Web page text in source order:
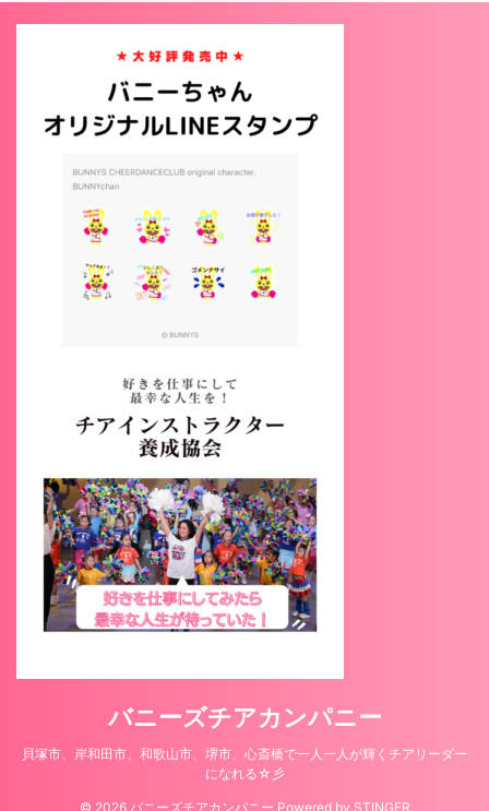
バニーズチアカンパニー
貝塚市、岸和田市、和歌山市、堺市、心斎橋で一人一人が輝くチアリーダー
になれる☆彡
© 2026 バニーズチアカンパニー Powered by STINGER